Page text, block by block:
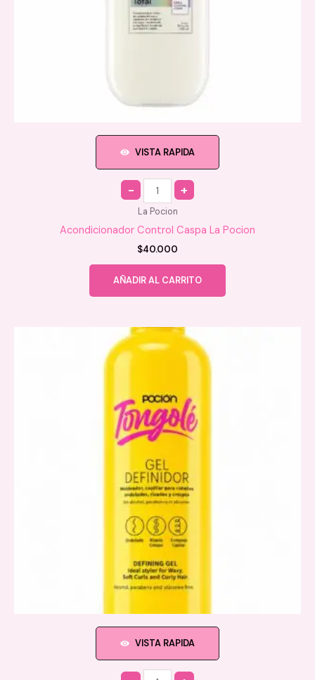
VISTA RAPIDA
Quantity
La Pocion
Acondicionador Control Caspa La Pocion
$40.000
AÑADIR AL CARRITO
VISTA RAPIDA
Quantity